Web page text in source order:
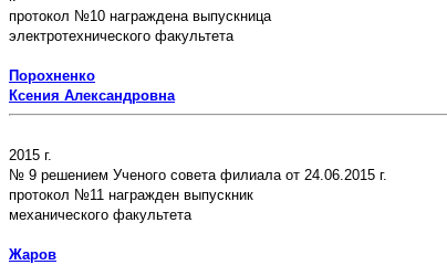
протокол №10 награждена выпускница
электротехнического факультета
Порохненко
Ксения Александровна
2015 г.
№ 9 решением Ученого совета филиала от 24.06.2015 г.
протокол №11 награжден выпускник
механического факультета
Жаров